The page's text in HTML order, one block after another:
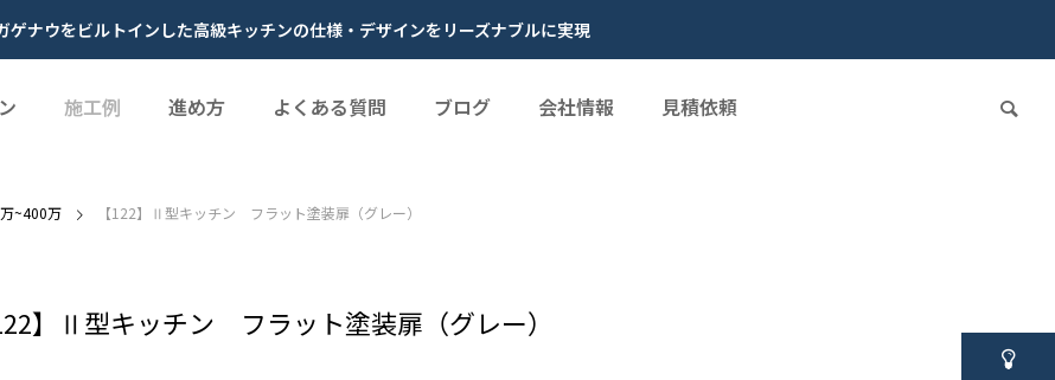
ゲナウをビルトインした高級キッチンの仕様・デザインをリーズナブルに実現
施工例 進め方 よくある質問 ブログ 会社情報 見積依頼
~400万 【122】Ⅱ型キッチン フラット塗装扉（グレー）
】Ⅱ型キッチン フラット塗装扉（グレー）